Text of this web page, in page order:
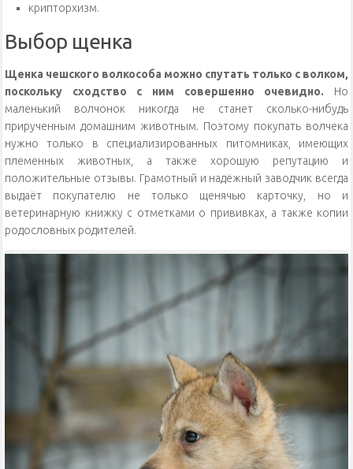
крипторхизм.
Выбор щенка
Щенка чешского волкособа можно спутать только с волком,
поскольку сходство с ним совершенно очевидно. Но
маленький волчонок никогда не станет сколько-нибудь
прирученным домашним животным. Поэтому покупать волчека
нужно только в специализированных питомниках, имеющих
племенных животных, а также хорошую репутацию и
положительные отзывы. Грамотный и надёжный заводчик всегда
выдаёт покупателю не только щенячью карточку, но и
ветеринарную книжку с отметками о прививках, а также копии
родословных родителей.